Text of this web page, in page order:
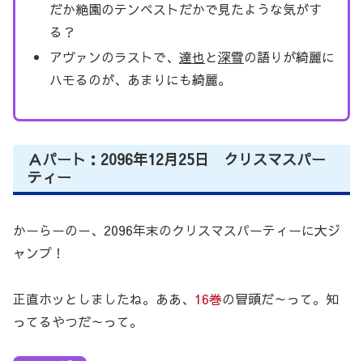
だか絶園のテンペストだかで見たような気がす
る？
アヴァンのラストで、 達也と深雪の語りが綺麗に
ハモるのが、あまりにも綺麗。
Ａパート：2096年12月25日 クリスマスパー
ティー
かーらーのー、2096年末のクリスマスパーティーに大ジ
ャンプ！
正直ホッとしましたね。ああ、 16巻の冒頭だ～って。知
ってるやつだ～って。